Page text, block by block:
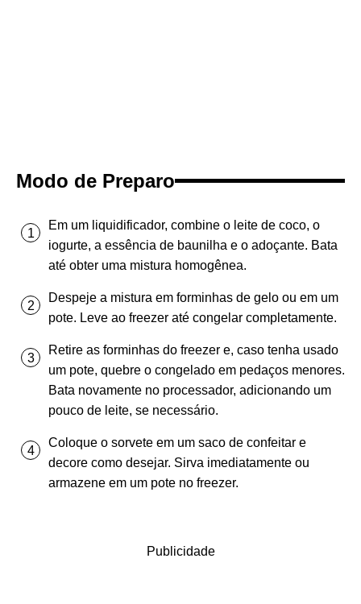
Modo de Preparo
Em um liquidificador, combine o leite de coco, o
iogurte, a essência de baunilha e o adoçante. Bata
até obter uma mistura homogênea.
Despeje a mistura em forminhas de gelo ou em um
pote. Leve ao freezer até congelar completamente.
Retire as forminhas do freezer e, caso tenha usado
um pote, quebre o congelado em pedaços menores.
Bata novamente no processador, adicionando um
pouco de leite, se necessário.
Coloque o sorvete em um saco de confeitar e
decore como desejar. Sirva imediatamente ou
armazene em um pote no freezer.
Publicidade